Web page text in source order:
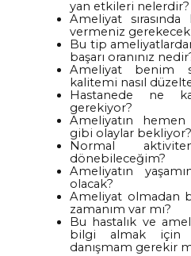
yan etkileri nelerdir?
Ameliyat
vermeniz
Bu tip
başarı oranınız
Ameliyat benim
kalitemi nasıl
Hastanede ne
gerekiyor?
Ameliyatın
gibi olaylar bekliyor?
Normal
dönebileceğim?
Ameliyatın
olacak?
Ameliyat olmadan
zamanım var mı?
Bu hastalık ve
bilgi almak için
danışmam gerekir